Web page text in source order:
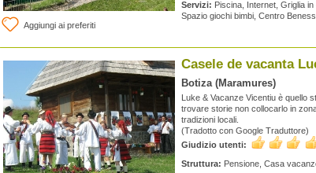
Aggiungi ai preferiti
Servizi: Piscina, Internet, Griglia
Spazio giochi bimbi, Centro
Casele de vacanta
Botiza (Maramures)
Luke & Vacanze Vicentiu è quello
trovare storie non collocarlo in
tradizioni locali.
(Tradotto con Google Traduttore)
Giudizio utenti:
Struttura: Pensione, Casa